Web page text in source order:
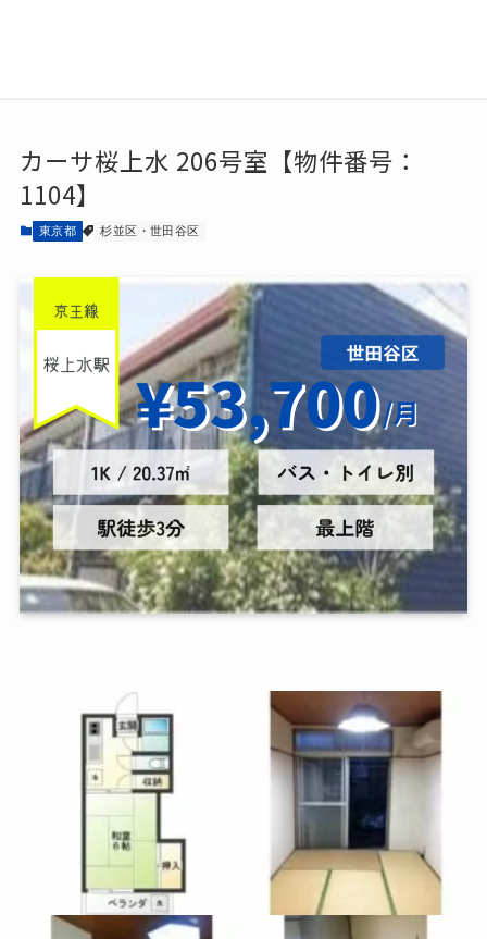
カーサ桜上水 206号室【物件番号：
1104】
東京都 杉並区・世田谷区